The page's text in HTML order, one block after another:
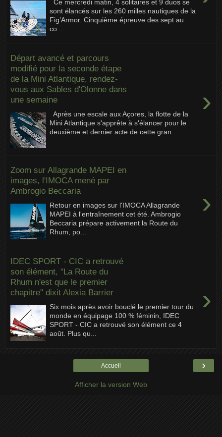
Ce mercredi matin, 4 solitaires et 9 duos se
sont élancés sur les 260 milles nautiques de la
Fig’Armor. Cinquième épreuve des sept au
co...
Départ avancé et parcours
modifié pour la seconde étape
de la Mini Atlantique, rendez-
vous aux Sables d'Olonne dans
une semaine
›
Après une escale aux Açores, la flotte de la
Mini Atlantique s'apprête à s'élancer pour le
deuxième et dernier acte de cette gran...
Zoom sur Allagrande MAPEI en
images, l'IMOCA mené par
Ambrogio Beccaria
›
Retour en images sur l'IMOCA Allagrande
MAPEI à l'entraînement cet été. Ambrogio
Beccaria prépare activement la Route du
Rhum, po...
IDEC SPORT - CIC a retrouvé
son élément, "La Route du
Rhum n'est que le premier
chapitre" dixit Alexia Barrier
›
Six mois après avoir bouclé le premier tour du
monde en équipage 100 % féminin, IDEC
SPORT - CIC a retrouvé son élément ce 4
août. Plus qu...
›
Accueil
Afficher la version Web